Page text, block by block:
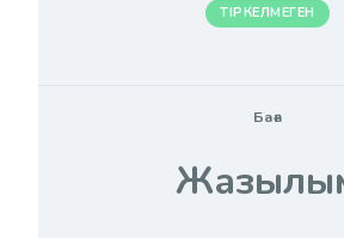
ТІРКЕЛМЕГЕН
Баға